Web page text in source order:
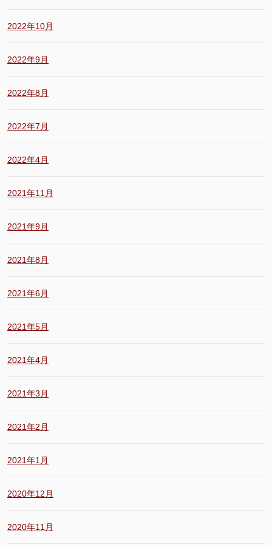
2022年10月
2022年9月
2022年8月
2022年7月
2022年4月
2021年11月
2021年9月
2021年8月
2021年6月
2021年5月
2021年4月
2021年3月
2021年2月
2021年1月
2020年12月
2020年11月